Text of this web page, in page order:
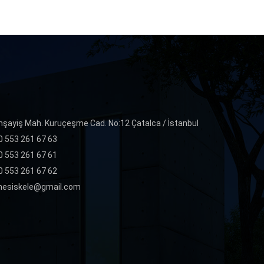
Mah. Kuruçeşme Cad. No:12 Çatalca / İstanbul
553 261 67 63
553 261 67 61
553 261 67 62